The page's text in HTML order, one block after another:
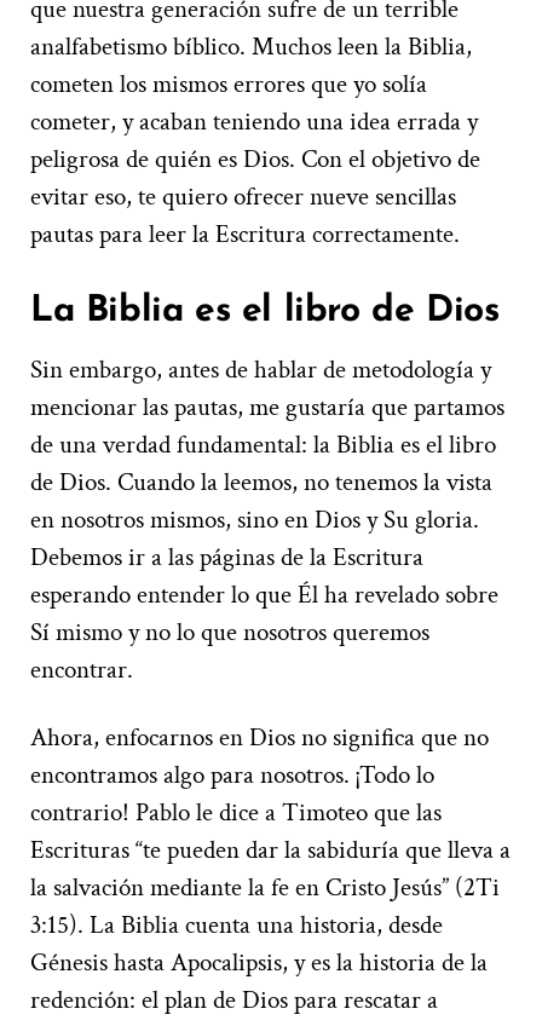
que nuestra generación sufre de un terrible
analfabetismo bíblico. Muchos leen la Biblia,
cometen los mismos errores que yo solía
cometer, y acaban teniendo una idea errada y
peligrosa de quién es Dios. Con el objetivo de
evitar eso, te quiero ofrecer nueve sencillas
pautas para leer la Escritura correctamente.
La Biblia es el libro de Dios
Sin embargo, antes de hablar de metodología y
mencionar las pautas, me gustaría que partamos
de una verdad fundamental: la Biblia es el libro
de Dios. Cuando la leemos, no tenemos la vista
en nosotros mismos, sino en Dios y Su gloria.
Debemos ir a las páginas de la Escritura
esperando entender lo que Él ha revelado sobre
Sí mismo y no lo que nosotros queremos
encontrar.
Ahora, enfocarnos en Dios no significa que no
encontramos algo para nosotros. ¡Todo lo
contrario! Pablo le dice a Timoteo que las
Escrituras “te pueden dar la sabiduría que lleva a
la salvación mediante la fe en Cristo Jesús” (2Ti
3:15). La Biblia cuenta una historia, desde
Génesis hasta Apocalipsis, y es la historia de la
redención: el plan de Dios para rescatar a